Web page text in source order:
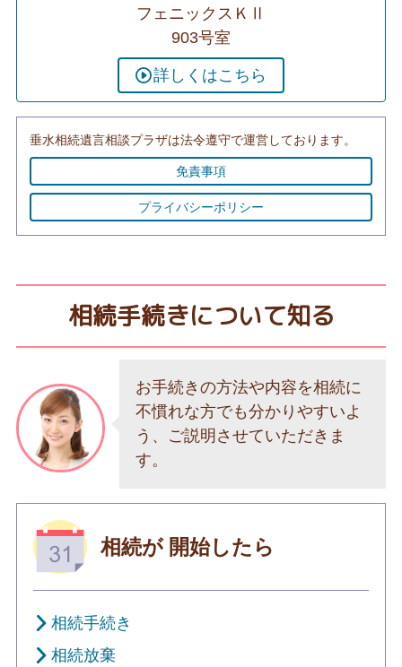
フェニックスＫⅡ
903号室
詳しくはこちら
垂水相続遺言相談プラザは法令遵守で運営しております。
免責事項
プライバシーポリシー
相続手続きについて知る
お手続きの方法や内容を相続に
不慣れな方でも分かりやすいよ
う、ご説明させていただきま
す。
相続が開始したら
相続手続き
相続放棄